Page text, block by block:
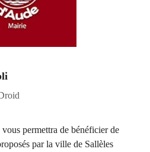
permettra de bénéficier de
par la ville de Sallèles